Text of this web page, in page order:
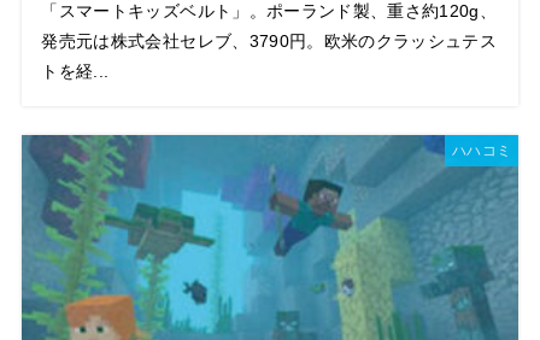
「スマートキッズベルト」。ポーランド製、重さ約120g、
発売元は株式会社セレブ、3790円。欧米のクラッシュテス
トを経...
ハハコミ